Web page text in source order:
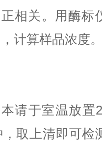
相关。用酶标
计算样品浓度
本请于室温放
，取上清即可